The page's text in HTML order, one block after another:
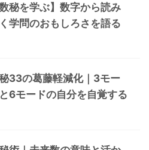
数秘を学ぶ】数字から読み
学問のおもしろさを語る
33の葛藤軽減化｜3モー
と6モードの自分を自覚する